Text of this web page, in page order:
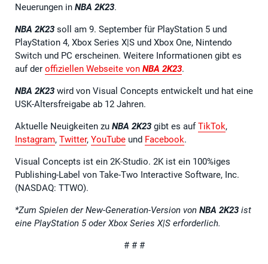
Neuerungen in NBA 2K23.
NBA 2K23 soll am 9. September für PlayStation 5 und
PlayStation 4, Xbox Series X|S und Xbox One, Nintendo
Switch und PC erscheinen. Weitere Informationen gibt es
auf der offiziellen Webseite von NBA 2K23.
NBA 2K23 wird von Visual Concepts entwickelt und hat eine
USK-Altersfreigabe ab 12 Jahren.
Aktuelle Neuigkeiten zu NBA 2K23 gibt es aufTikTok,
Instagram, Twitter, YouTube und Facebook.
Visual Concepts ist ein 2K-Studio. 2K ist ein 100%iges
Publishing-Label von Take-Two Interactive Software, Inc.
(NASDAQ: TTWO).
*Zum Spielen der New-Generation-Version von NBA 2K23 ist
eine PlayStation 5 oder Xbox Series X|S erforderlich.
# # #